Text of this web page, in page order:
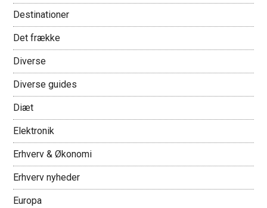
Destinationer
Det frække
Diverse
Diverse guides
Diæt
Elektronik
Erhverv & Økonomi
Erhverv nyheder
Europa